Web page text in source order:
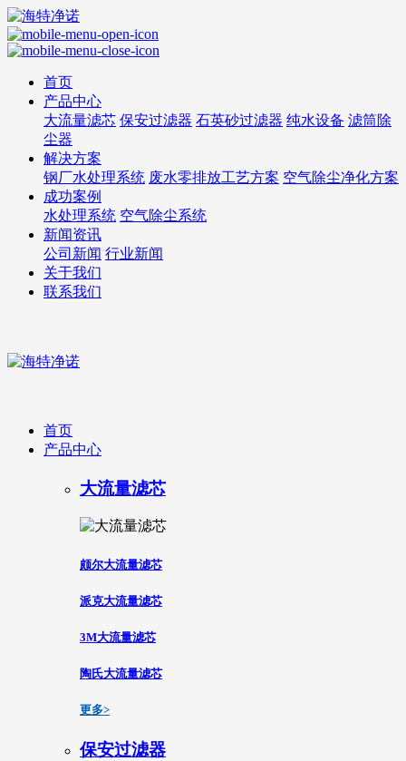
首页
产品中心
大流量滤芯 保安过滤器 石英砂过滤器 纯水设备 滤筒除
尘器
解决方案
钢厂水处理系统 废水零排放工艺方案 空气除尘净化方案
成功案例
水处理系统 空气除尘系统
新闻资讯
公司新闻 行业新闻
关于我们
联系我们
首页
产品中心
大流量滤芯
颇尔大流量滤芯
派克大流量滤芯
3M大流量滤芯
陶氏大流量滤芯
更多>
保安过滤器